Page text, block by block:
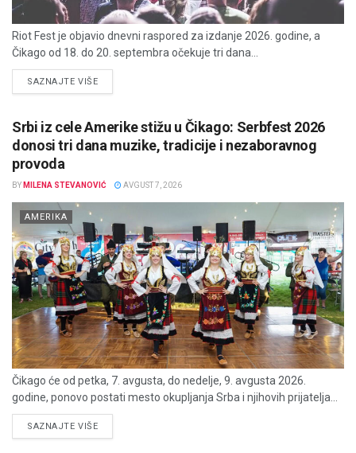
Riot Fest je objavio dnevni raspored za izdanje 2026. godine, a
Čikago od 18. do 20. septembra očekuje tri dana...
SAZNAJTE VIŠEDETAILS
Srbi iz cele Amerike stižu u Čikago: Serbfest 2026
donosi tri dana muzike, tradicije i nezaboravnog
provoda
BY MILENA STEVANOVIĆ AVGUST 7, 2026
AMERIKA
Čikago će od petka, 7. avgusta, do nedelje, 9. avgusta 2026.
godine, ponovo postati mesto okupljanja Srba i njihovih prijatelja...
SAZNAJTE VIŠEDETAILS